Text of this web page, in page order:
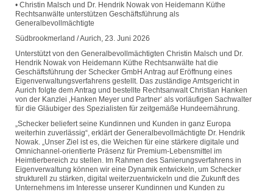
• Christin Malsch und Dr. Hendrik Nowak von Heidemann Küthe
Rechtsanwälte unterstützen Geschäftsführung als
Generalbevollmächtigte
Südbrookmerland / Aurich, 23. Juni 2026
Unterstützt von den Generalbevollmächtigten Christin Malsch und Dr.
Hendrik Nowak von Heidemann Küthe Rechtsanwälte hat die
Geschäftsführung der Schecker GmbH Antrag auf Eröffnung eines
Eigenverwaltungsverfahrens gestellt. Das zuständige Amtsgericht in
Aurich folgte dem Antrag und bestellte Rechtsanwalt Christian Hanken
von der Kanzlei ‚Hanken Meyer und Partner‘ als vorläufigen Sachwalter
für die Gläubiger des Spezialisten für zeitgemäße Hundeernährung.
„Schecker beliefert seine Kundinnen und Kunden in ganz Europa
weiterhin zuverlässig“, erklärt der Generalbevollmächtigte Dr. Hendrik
Nowak. „Unser Ziel ist es, die Weichen für eine stärkere digitale und
Omnichannel-orientierte Präsenz für Premium-Lebensmittel im
Heimtierbereich zu stellen. Im Rahmen des Sanierungsverfahrens in
Eigenverwaltung können wir eine Dynamik entwickeln, um Schecker
strukturell zu stärken, digital weiterzuentwickeln und die Zukunft des
Unternehmens im Interesse unserer Kundinnen und Kunden zu